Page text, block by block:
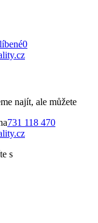
0
najít, ale můžete
731 118 470
s